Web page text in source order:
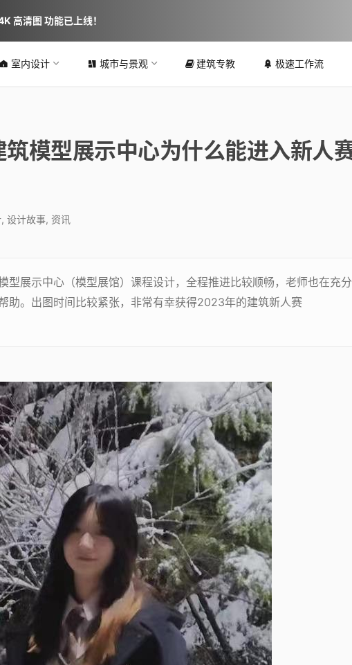
室内设计 城市与景观 建筑专教 极速工作流
模型展示中心为什么能进入新人
, 设计故事, 资讯
型展示中心（模型展馆）课程设计，全程推进比较顺畅，老师也在充分
助。出图时间比较紧张，非常有幸获得2023年的建筑新人赛
高清图 功能已上线！